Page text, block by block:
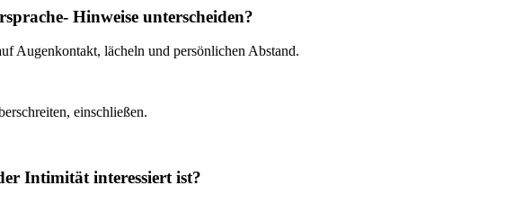
Hinweise unterscheiden?
Augenkontakt, lächeln und persönlichen Abstand.
einschließen.
Intimität interessiert ist?